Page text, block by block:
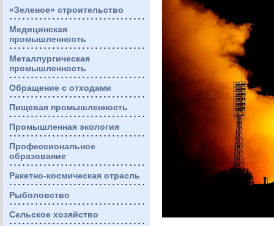
«Зеленое» строительство
Медицинская
промышленность
Металлургическая
промышленность
Обращение с отходами
Пищевая промышленность
Промышленная экология
Профессиональное
образование
Ракетно-космическая отрасль
Рыболовство
Сельское хозяйство